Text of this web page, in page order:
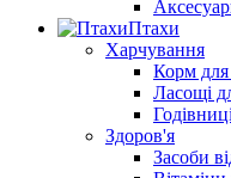
Птахи
Харчування
Корм для
Ласощі
Здоров'я
Засоби